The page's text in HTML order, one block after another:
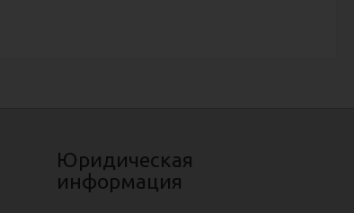
Юридическая
информация